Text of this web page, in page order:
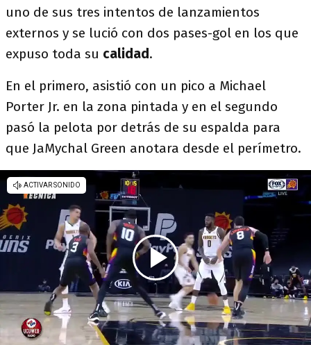
uno de sus tres intentos de lanzamientos
externos y se lució con dos pases-gol en los que
expuso toda su calidad.
En el primero, asistió con un pico a Michael
Porter Jr. en la zona pintada y en el segundo
pasó la pelota por detrás de su espalda para
que JaMychal Green anotara desde el perímetro.